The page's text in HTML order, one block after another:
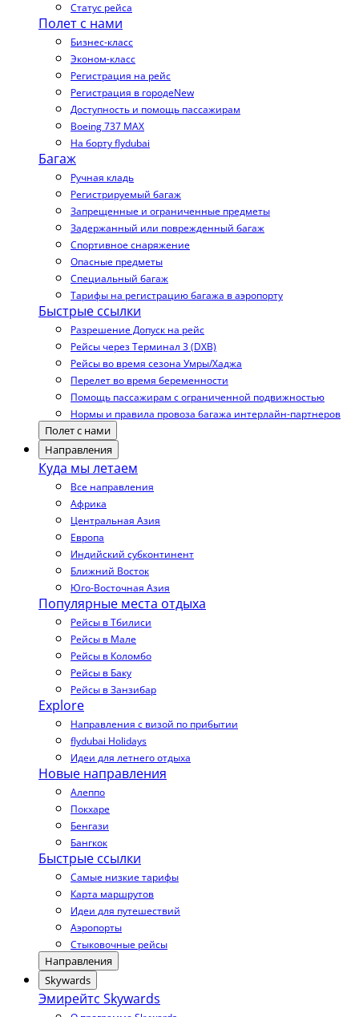
Статус рейса
Полет с нами
Бизнес-класс
Эконом-класс
Регистрация на рейс
Регистрация в городеNew
Доступность и помощь пассажирам
Boeing 737 MAX
На борту flydubai
Багаж
Ручная кладь
Регистрируемый багаж
Запрещенные и ограниченные предметы
Задержанный или поврежденный багаж
Спортивное снаряжение
Опасные предметы
Специальный багаж
Тарифы на регистрацию багажа в аэропорту
Быстрые ссылки
Разрешение Допуск на рейс
Рейсы через Терминал 3 (DXB)
Рейсы во время сезона Умры/Хаджа
Перелет во время беременности
Помощь пассажирам с ограниченной подвижностью
Нормы и правила провоза багажа интерлайн-партнеров
Полет с нами
Направления
Куда мы летаем
Все направления
Африка
Центральная Азия
Европа
Индийский субконтинент
Ближний Восток
Юго-Восточная Азия
Популярные места отдыха
Рейсы в Тбилиси
Рейсы в Мале
Рейсы в Коломбо
Рейсы в Баку
Рейсы в Занзибар
Explore
Направления с визой по прибытии
flydubai Holidays
Идеи для летнего отдыха
Новые направления
Алеппо
Покхаре
Бенгази
Бангкок
Быстрые ссылки
Самые низкие тарифы
Карта маршрутов
Идеи для путешествий
Аэропорты
Стыковочные рейсы
Направления
Skywards
Эмирейтс Skywards